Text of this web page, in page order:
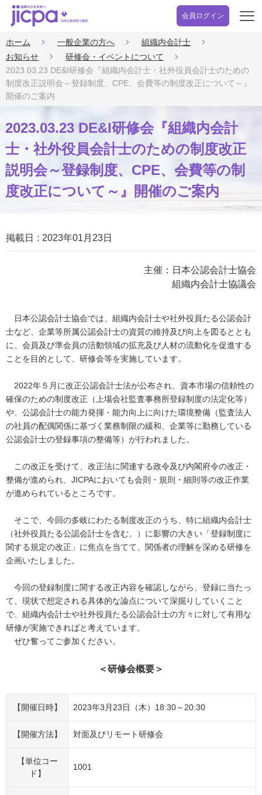
会員ログイン
開
ホーム 一般企業の方へ
組織内会計士
お知らせ
研修会・イベントについて
2023.03.23 DE&I研修会『組織内会計士・社外役員会計士のための
制度改正説明会～登録制度、CPE、会費等の制度改正について～』
開催のご案内
2023.03.23 DE&I研修会『組織内会計
士・社外役員会計士のための制度改正
説明会～登録制度、CPE、会費等の制
度改正について～』開催のご案内
掲載日 2023年01月23日
主催：日本公認会計士協会
組織内会計士協議会
日本公認会計士協会では、組織内会計士や社外役員たる公認会計
士など、企業等所属公認会計士の資質の維持及び向上を図るととも
に、会員及び準会員の活動領域の拡充及び人材の流動化を促進する
ことを目的として、研修会等を実施しています。
2022年５月に改正公認会計士法が公布され、資本市場の信頼性の
確保のための制度改正（上場会社監査事務所登録制度の法定化等）
や、公認会計士の能力発揮・能力向上に向けた環境整備（監査法人
の社員の配偶関係に基づく業務制限の緩和、企業等に勤務している
公認会計士の登録事項の整備等）が行われました。
この改正を受けて、改正法に関連する政令及び内閣府令の改正・
整備が進められ、JICPAにおいても会則・規則・細則等の改正作業
が進められているところです。
そこで、今回の多岐にわたる制度改正のうち、特に組織内会計士
（社外役員たる公認会計士を含む。）に影響の大きい「登録制度に
関する規定の改正」に焦点を当てて、関係者の理解を深める研修を
企画いたしました。
今回の登録制度に関する改正内容を確認しながら、登録に当たっ
て、現状で想定される具体的な論点について深掘りしていくこと
で、組織内会計士や社外役員たる公認会計士の方々に対して有用な
研修が実施できればと考えています。
ぜひ奮ってご参加ください。
＜研修会概要＞
【開催日時】 2023年3月23日（木）18:30～20:30
【開催方法】 対面及びリモート研修会
【単位コー
ド】
1001